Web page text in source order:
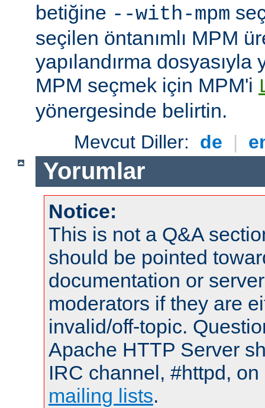
betiğine --with-mpm
seçilen öntanımlı MPM
yapılandırma dosyasıyla
MPM seçmek için MPM'i
yönergesinde belirtin.
Mevcut Diller: de |
Yorumlar
Notice:
This is not a Q&A
should be pointed
documentation or
moderators if they are
invalid/off-topic.
Apache HTTP Server
IRC channel, #httpd,
mailing lists.